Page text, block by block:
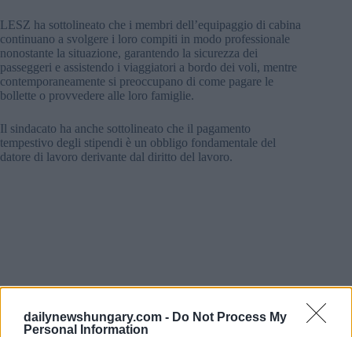
dailynewshungary.com - Do Not Process My
Personal Information
LESZ ha sottolineato che i membri dell’equipaggio di cabina
continuano a svolgere i loro compiti in modo professionale
nonostante la situazione, garantendo la sicurezza dei
passeggeri e assistendo i viaggiatori a bordo dei voli, mentre
contemporaneamente si preoccupano di come pagare le
bollette o provvedere alle loro famiglie.
Il sindacato ha anche sottolineato che il pagamento
tempestivo degli stipendi è un obbligo fondamentale del
datore di lavoro derivante dal diritto del lavoro.